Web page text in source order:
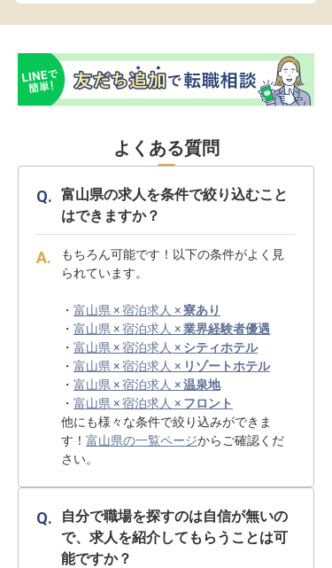
よくある質問
富山県の求人を条件で絞り込むこと
はできますか？
もちろん可能です！以下の条件がよく見
られています。
・ 富山県 × 宿泊求人 ×寮あり
・ 富山県 × 宿泊求人 ×業界経験者優遇
・ 富山県 × 宿泊求人 × シティホテル
・ 富山県 × 宿泊求人 × リゾートホテル
・ 富山県 × 宿泊求人 ×温泉地
・ 富山県 × 宿泊求人 × フロント
他にも様々な条件で絞り込みができま
す！ 富山県の一覧ページからご確認くだ
さい。
自分で職場を探すのは自信が無いの
で、求人を紹介してもらうことは可
能ですか？